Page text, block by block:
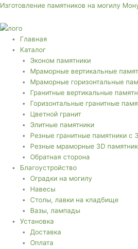
Перейти
содержимому
Изготовление памятников на могилу
Меню
Главная
Каталог
Эконом памятники
Мраморные вертикальные
Мраморные горизонтальные
Гранитные вертикальные
Горизонтальные гранитные
Цветной гранит
Элитные памятники
Резные гранитные памятники с
Резные мраморные 3D
Обратная сторона
Благоустройство
Оградки на могилу
Навесы
Столы, лавки на кладбище
Вазы, лампады
Установка
Доставка
Оплата
Меню